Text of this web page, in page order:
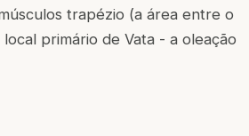
trapézio (a área entre o
primário de Vata - a oleação